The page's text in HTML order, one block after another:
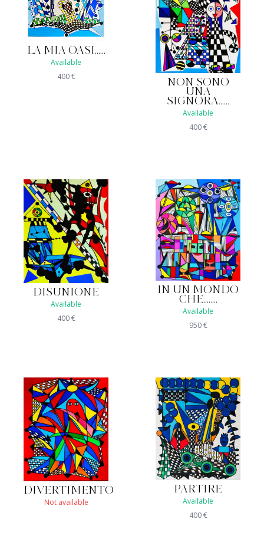
LA MIA OASI......
Available
400€
NON SONO
UNA
SIGNORA......
Available
400€
DISUNIONE
Available
400€
IN UN MONDO
CHE........
Available
950€
DIVERTIMENTO
Not available
PARTIRE
Available
400€